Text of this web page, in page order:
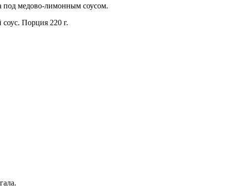
под медово-лимонным соусом.
Порция 220 г.